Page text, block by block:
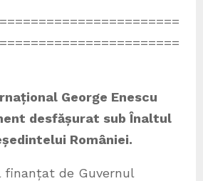
George Enescu
desfășurat sub Înaltul
României.
finanțat de Guvernul